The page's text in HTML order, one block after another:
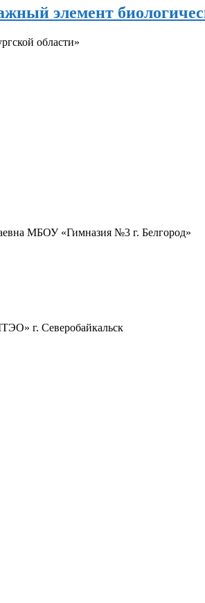
элемент
области»
МБОУ «Гимназия №3 г. Белгород»
г. Северобайкальск